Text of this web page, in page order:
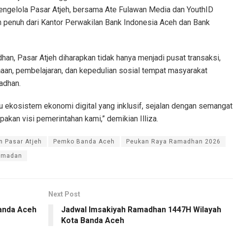
Pasar Atjeh, bersama Ate Fulawan Media dan YouthID
penuh dari Kantor Perwakilan Bank Indonesia Aceh dan Bank
Pasar Atjeh diharapkan tidak hanya menjadi pusat transaksi,
pembelajaran, dan kepedulian sosial tempat masyarakat
ekosistem ekonomi digital yang inklusif, sejalan dengan semangat
visi pemerintahan kami,” demikian Illiza.
Pasar Atjeh Pemko Banda Aceh Peukan Raya Ramadhan 2026
Aceh
Next Post
Jadwal Imsakiyah Ramadhan 1447H Wilayah
Kota Banda Aceh